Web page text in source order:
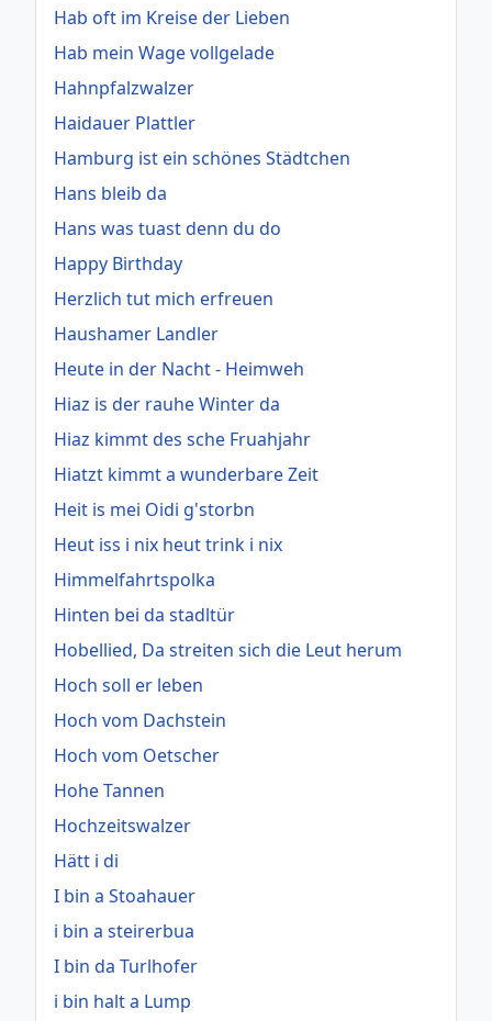
Hab oft im Kreise der Lieben
Hab mein Wage vollgelade
Hahnpfalzwalzer
Haidauer Plattler
Hamburg ist ein schönes Städtchen
Hans bleib da
Hans was tuast denn du do
Happy Birthday
Herzlich tut mich erfreuen
Haushamer Landler
Heute in der Nacht - Heimweh
Hiaz is der rauhe Winter da
Hiaz kimmt des sche Fruahjahr
Hiatzt kimmt a wunderbare Zeit
Heit is mei Oidi g'storbn
Heut iss i nix heut trink i nix
Himmelfahrtspolka
Hinten bei da stadltür
Hobellied, Da streiten sich die Leut herum
Hoch soll er leben
Hoch vom Dachstein
Hoch vom Oetscher
Hohe Tannen
Hochzeitswalzer
Hätt i di
I bin a Stoahauer
i bin a steirerbua
I bin da Turlhofer
i bin halt a Lump